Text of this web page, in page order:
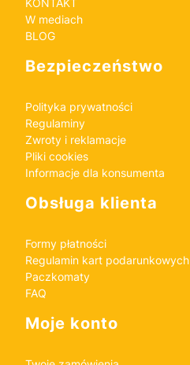
KONTAKT
W mediach
BLOG
Bezpieczeństwo
Polityka prywatności
Regulaminy
Zwroty i reklamacje
Pliki cookies
Informacje dla konsumenta
Obsługa klienta
Formy płatności
Regulamin kart podarunkowych
Paczkomaty
FAQ
Moje konto